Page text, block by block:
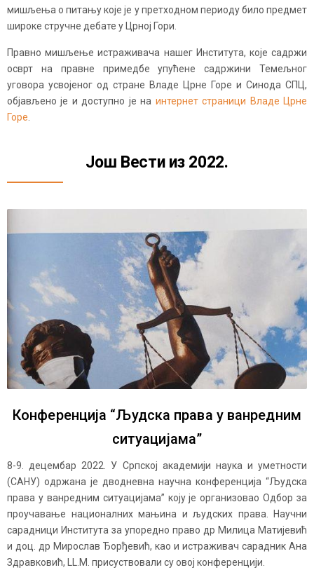
мишљења о питању које је у претходном периоду било предмет
широке стручне дебате у Црној Гори.
Правно мишљење истраживача нашег Института, које садржи
осврт на правне примедбе упућене садржини Темељног
уговора усвојеног од стране Владе Црне Горе и Синода СПЦ,
објављено је и доступно је на интернет страници Владе Црне
Горе
Још Вести из 2022.
Конференција “Људска права у ванредним
ситуацијама”
8-9. децембар 2022. У Српској академији наука и уметности
(САНУ) одржана је дводневна научна конференција “Људска
права у ванредним ситуацијама” коју је организовао Одбор за
проучавање националних мањина и људских права. Научни
сарадници Института за упоредно право др Милица Матијевић
и доц. др Мирослав Ђорђевић, као и истраживач сарадник Ана
Здравковић, LL.M. присуствовали су овој конференцији.